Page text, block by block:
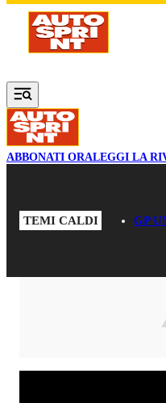
Vai al contenuto principale
ABBONATI ORALEGGI LA
TEMI CALDI GP